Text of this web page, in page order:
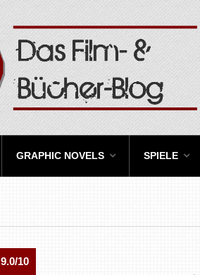
GRAPHIC NOVELS SPIELE
9.0/10